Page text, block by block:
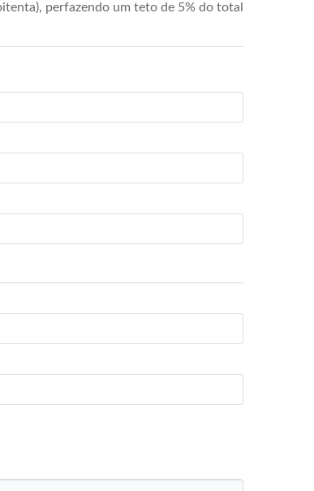
perfazendo um teto de 5% do total